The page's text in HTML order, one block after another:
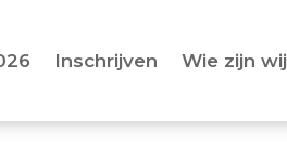
Inschrijven Wie zijn wij